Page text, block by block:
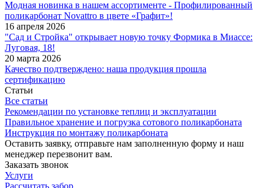
Модная новинка в нашем ассортименте - Профилированный
поликарбонат Novattro в цвете «Графит»!
16 апреля 2026
"Сад и Стройка" открывает новую точку Формика в Миассе:
Луговая, 18!
20 марта 2026
Качество подтверждено: наша продукция прошла
сертификацию
Статьи
Все статьи
Рекомендации по установке теплиц и эксплуатации
Правильное хранение и погрузка сотового поликарбоната
Инструкция по монтажу поликарбоната
Оставить заявку, отправьте нам заполненную форму и наш
менеджер перезвонит вам.
Заказать звонок
Услуги
Рассчитать забор